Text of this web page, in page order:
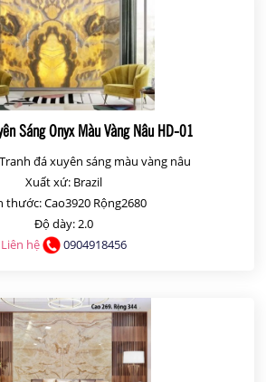
Sáng Onyx Màu Vàng Nâu HD-01
đá xuyên sáng màu vàng nâu
Xuất xứ: Brazil
thước: Cao3920 Rộng2680
Độ dày: 2.0
Liên hệ
0904918456